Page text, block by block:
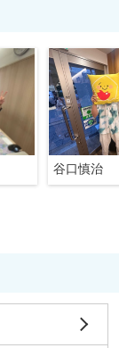
谷口慎治